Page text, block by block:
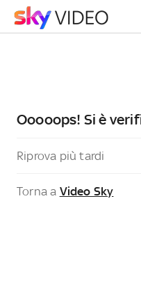
Ooooops! Si è
Riprova più tardi
Torna a Video Sky